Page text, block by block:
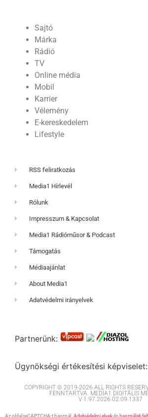
Sajtó
Márka
Rádió
TV
Online média
Mobil
Karrier
Vélemény
E-kereskedelem
Lifestyle
RSS feliratkozás
Media1 Hírlevél
Rólunk
Impresszum & Kapcsolat
Media1 Rádióműsor & Podcast
Támogatás
Médiaajánlat
About Media1
Adatvédelmi irányelvek
Partnerünk:
Ügynökségi értékesítési képviselet:
COPYRIGHT © 2019-2026 ALL RIGHTS
FENNTARTVA. MEDIA1 DIGITÁLIS
V 1.97.2026.02.09.1337